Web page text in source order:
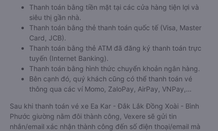
Thanh toán bằng tiền mặt tại các cửa hàng tiện lợi và
siêu thị gần nhà.
Thanh toán bằng thẻ thanh toán quốc tế (Visa, Master
Card, JCB).
Thanh toán bằng thẻ ATM đã đăng ký thanh toán trực
tuyến (Internet Banking).
Thanh toán bằng hình thức chuyển khoản ngân hàng.
Bên cạnh đó, quý khách cũng có thể thanh toán vé
thông qua các ví Momo, ZaloPay, AirPay, VNPay,…
Sau khi thanh toán vé xe Ea Kar - Đắk Lắk Đồng Xoài - Bình
Phước giường nằm đôi thành công, Vexere sẽ gửi tin
nhắn/email xác nhận thành công đến số điện thoại/email mà